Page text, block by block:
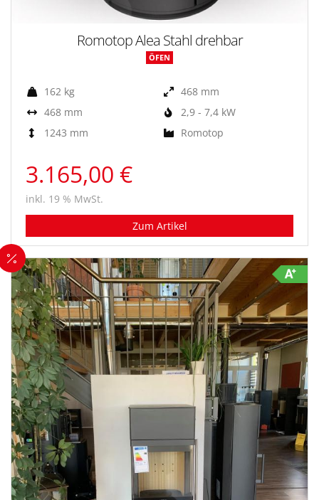
Romotop Alea Stahl drehbar
ÖFEN
162 kg
468 mm
1243 mm
468 mm
2,9 - 7,4 kW
Romotop
3.165,00 €
inkl. 19 % MwSt.
Zum Artikel